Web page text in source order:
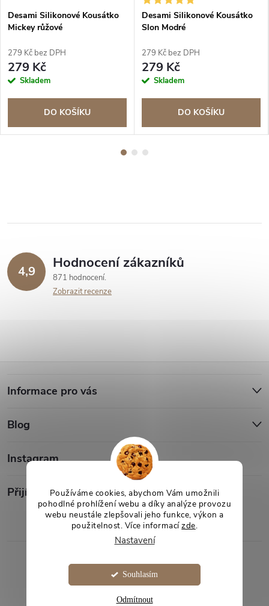
Používáme cookies, abychom Vám umožnili
pohodlné prohlížení webu a díky analýze provozu
webu neustále zlepšovali jeho funkce, výkon a
použitelnost. Více informacízde.
Nastavení
Odmítnout
Souhlasím
Desami Silikonové Kousátko
Mickey růžové
279 Kč bez DPH
279 Kč
Skladem
DO KOŠÍKU
Desami Silikonové Kousátko
Slon Modré
279 Kč bez DPH
279 Kč
Skladem
DO KOŠÍKU
4,9 Hodnocení zákazníků
871 hodnocení
Zobrazit recenze
á
p
a
Informace pro vás
Blog
Instagram
Přijímáme online platby
Copyright 2026Desami. Všechna práva vyhrazena.